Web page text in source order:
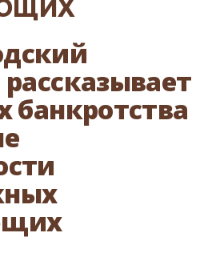
рассказывает
банкротства